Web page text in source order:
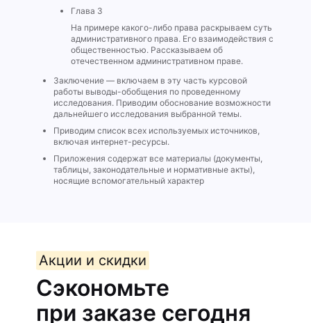
Глава 3
На примере какого-либо права раскрываем суть
административного права. Его взаимодействия с
общественностью. Рассказываем об
отечественном административном праве.
Заключение — включаем в эту часть курсовой
работы выводы-обобщения по проведенному
исследования. Приводим обоснование возможности
дальнейшего исследования выбранной темы.
Приводим список всех используемых источников,
включая интернет-ресурсы.
Приложения содержат все материалы (документы,
таблицы, законодательные и нормативные акты),
носящие вспомогательный характер
Акции и скидки
Сэкономьте
при заказе сегодня